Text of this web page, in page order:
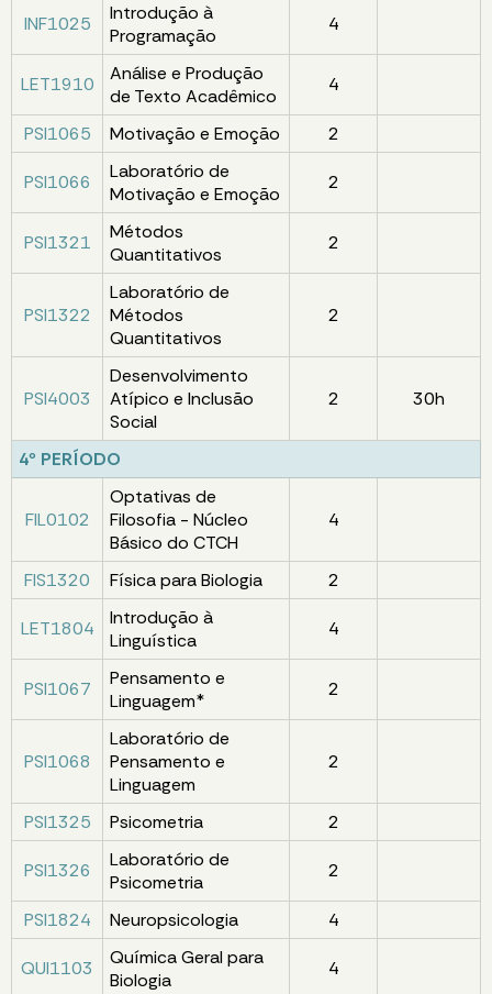
INF1025
Introdução à
Programação
4
LET1910
Análise e Produção
de Texto Acadêmico
4
PSI1065 Motivação e Emoção 2
PSI1066
Laboratório de
Motivação e Emoção
2
PSI1321
Métodos
Quantitativos
2
PSI1322
Laboratório de
Métodos
Quantitativos
2
PSI4003
Desenvolvimento
Atípico e Inclusão
Social
2 30h
4º PERÍODO
FIL0102
Optativas de
Filosofia - Núcleo
Básico do CTCH
4
FIS1320 Física para Biologia 2
LET1804
Introdução à
Linguística
4
PSI1067
Pensamento e
Linguagem*
2
PSI1068
Laboratório de
Pensamento e
Linguagem
2
PSI1325 Psicometria 2
PSI1326
Laboratório de
Psicometria
2
PSI1824 Neuropsicologia 4
QUI1103
Química Geral para
Biologia
4